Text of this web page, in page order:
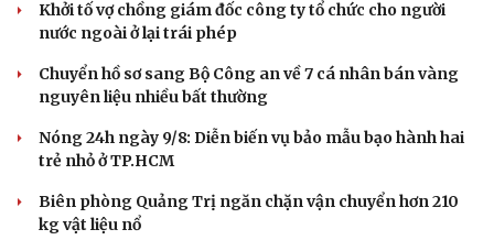
Khởi tố vợ chồng giám đốc công ty tổ chức cho người
nước ngoài ở lại trái phép
Chuyển hồ sơ sang Bộ Công an về 7 cá nhân bán vàng
nguyên liệu nhiều bất thường
Nóng 24h ngày 9/8: Diễn biến vụ bảo mẫu bạo hành hai
trẻ nhỏ ở TP.HCM
Biên phòng Quảng Trị ngăn chặn vận chuyển hơn 210
kg vật liệu nổ